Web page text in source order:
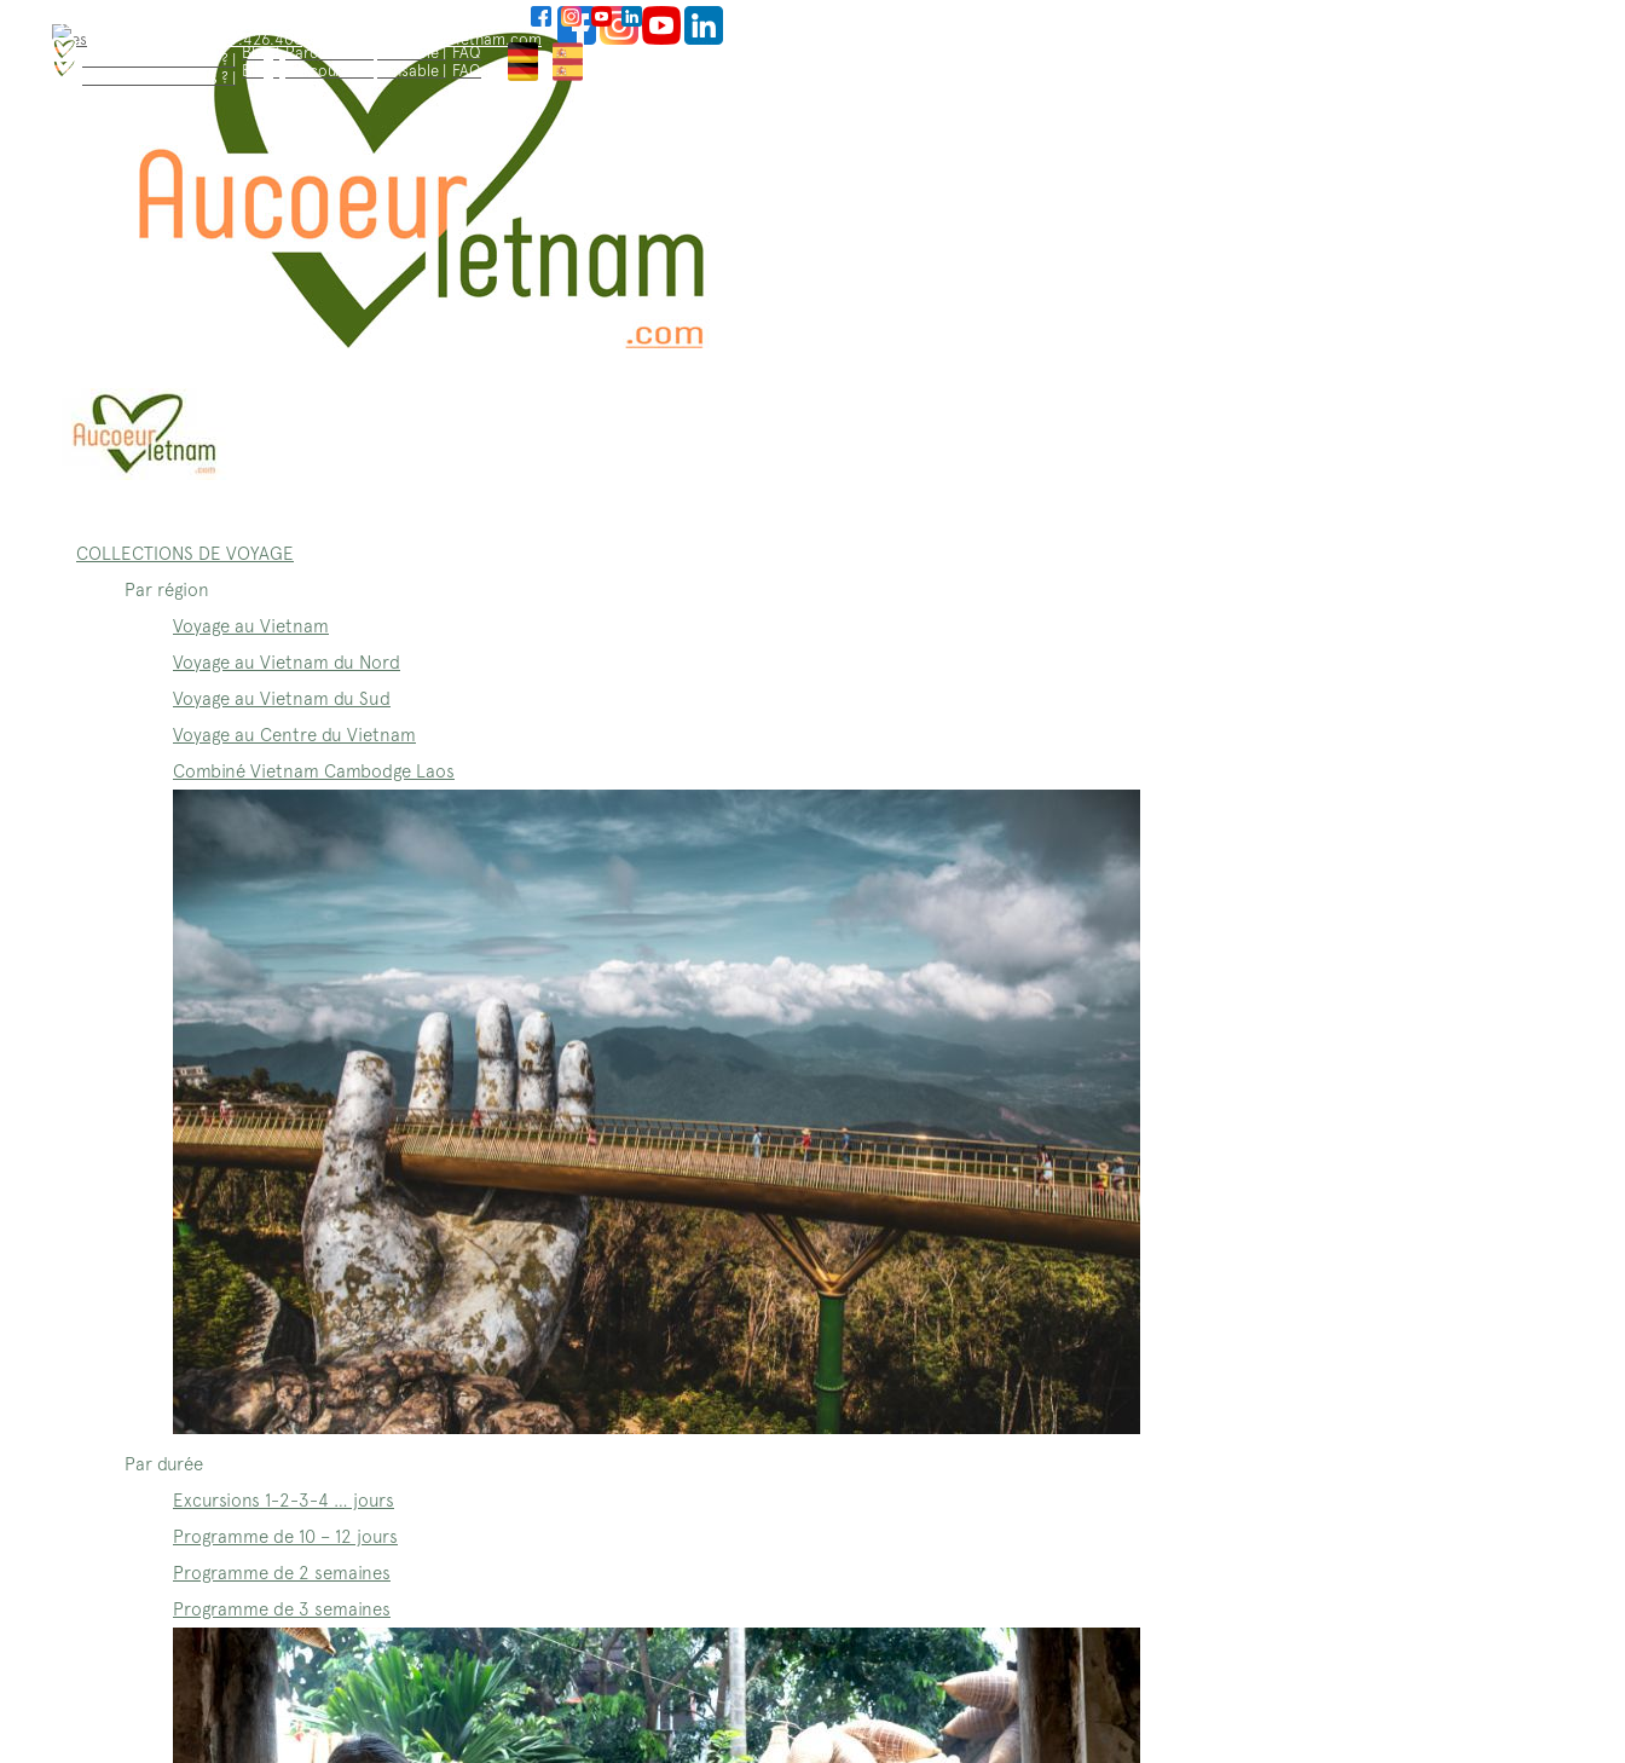
WhatsApp: +84.909.426.406 bonjour@aucoeurvietnam.com
Qui sommes - nous ? | Blog | Parcours responsable | FAQ
COLLECTIONS DE VOYAGE
Par région
Voyage au Vietnam
Voyage au Vietnam du Nord
Voyage au Vietnam du Sud
Voyage au Centre du Vietnam
Combiné Vietnam Cambodge Laos
Par durée
Excursions 1-2-3-4 … jours
Programme de 10 – 12 jours
Programme de 2 semaines
Programme de 3 semaines
WhatsApp: +84.909.426.406
Qui sommes - nous ? | Blog | Parcours responsable | FAQ